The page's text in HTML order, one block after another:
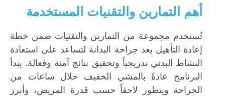
أهم التمارين والتقنيات المستخدمة
تُستخدم مجموعة من التمارين والتقنيات ضمن خطة
إعادة التأهيل بعد جراحة البدانة لتساعد على استعادة
النشاط البدني تدريجياً وتحقيق نتائج آمنة وفعالة. يبدأ
البرنامج عادةً بالمشي الخفيف خلال ساعات من
الجراحة ويتطور لاحقاً حسب قدرة المريض، وأبرز